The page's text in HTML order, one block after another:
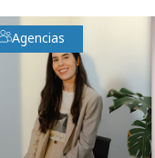
Agencias